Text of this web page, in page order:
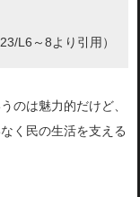
L6～8より引用）
のは魅力的だけど、
く民の生活を支える